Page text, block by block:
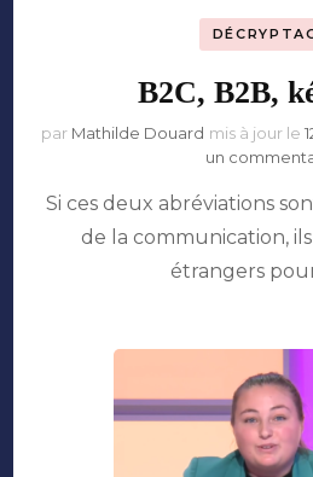
B2C, B2B,
par Mathilde Douard mis à jour le
un
Si ces deux abréviations
de la communication,
étrangers